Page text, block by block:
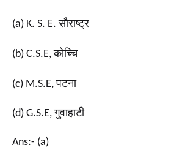
(a) K. S. E.सौराष्ट्र
(b) C.S.E,कोच्चि
(c) M.S.E,पटना
(d) G.S.E,गुवाहाटी
Ans:- (a)